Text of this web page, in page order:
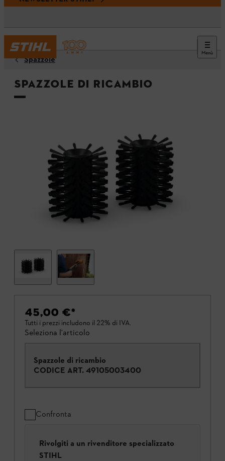
Menù
Spazzole
Spazzole di ricambio
45,00 €*
Tutti i prezzi includono il 22% di IVA.
Seleziona l'articolo
Spazzole di ricambio
CODICE ART. 49105003400
Confronta
Rivolgiti a un rivenditore specializzato
STIHL